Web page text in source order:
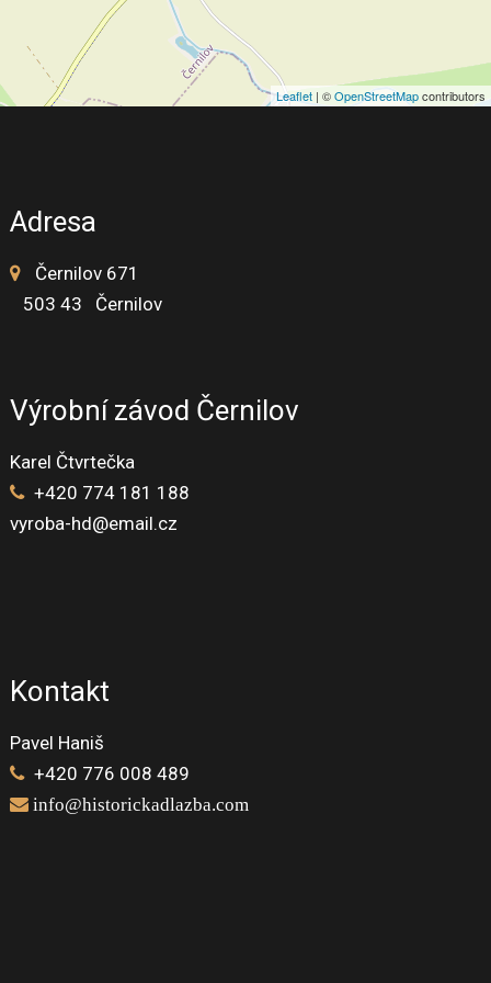
Leaflet | ©OpenStreetMapcontributors
Adresa
Černilov 671
503 43 Černilov
Výrobní závod Černilov
Karel Čtvrtečka
+420 774 181 188
vyroba-hd@email.cz
Kontakt
Pavel Haniš
+420 776 008 489
info@historickadlazba.com